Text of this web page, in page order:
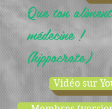
Que ton
médecine !
(hippocrate)
Vidéo sur